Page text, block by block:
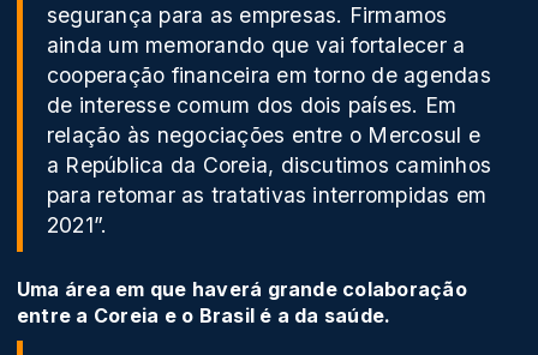
segurança para as empresas. Firmamos
ainda um memorando que vai fortalecer a
cooperação financeira em torno de agendas
de interesse comum dos dois países. Em
relação às negociações entre o Mercosul e
a República da Coreia, discutimos caminhos
para retomar as tratativas interrompidas em
2021”.
Uma área em que haverá grande colaboração
entre a Coreia e o Brasil é a da saúde.